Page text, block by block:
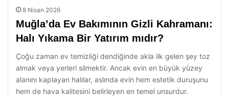
8 Nisan 2026
Muğla’da Ev Bakımının Gizli Kahramanı:
Halı Yıkama Bir Yatırım mıdır?
Çoğu zaman ev temizliği dendiğinde akla ilk gelen şey toz
almak veya yerleri silmektir. Ancak evin en büyük yüzey
alanını kaplayan halılar, aslında evin hem estetik duruşunu
hem de hava kalitesini belirleyen en temel unsurdur.